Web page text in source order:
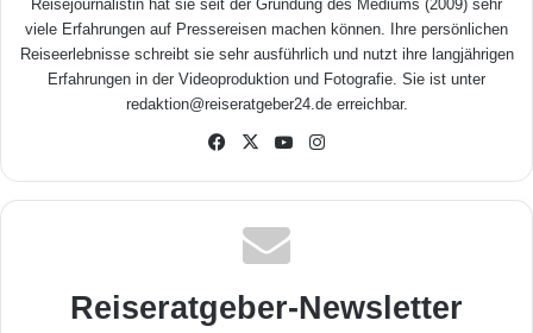
Reisejournalistin hat sie seit der Gründung des Mediums (2009) sehr
viele Erfahrungen auf Pressereisen machen können. Ihre persönlichen
Reiseerlebnisse schreibt sie sehr ausführlich und nutzt ihre langjährigen
Erfahrungen in der Videoproduktion und Fotografie. Sie ist unter
redaktion@reiseratgeber24.de erreichbar.
Fa
ook
X
Yo
be am
Reiseratgeber-Newsletter